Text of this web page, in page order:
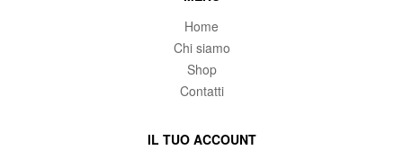
Home
Chi siamo
Shop
Contatti
IL TUO ACCOUNT